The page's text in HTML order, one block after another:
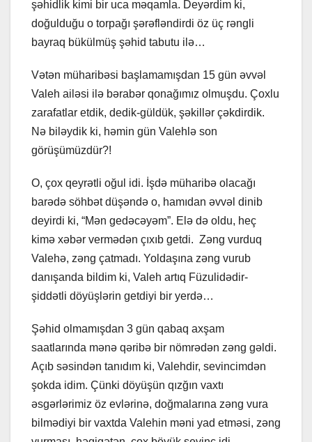
şəhidlik kimi bir uca məqamla. Deyərdim ki,
doğulduğu o torpağı şərəfləndirdi öz üç rəngli
bayraq bükülmüş şəhid tabutu ilə…
Vətən müharibəsi başlamamışdan 15 gün əvvəl
Valeh ailəsi ilə bərabər qonağımız olmuşdu. Çoxlu
zarafatlar etdik, dedik-güldük, şəkillər çəkdirdik.
Nə biləydik ki, həmin gün Valehlə son
görüşümüzdür?!
O, çox qeyrətli oğul idi. İşdə müharibə olacağı
barədə söhbət düşəndə o, hamıdan əvvəl dinib
deyirdi ki, “Mən gedəcəyəm”. Elə də oldu, heç
kimə xəbər vermədən çıxıb getdi. Zəng vurduq
Valehə, zəng çatmadı. Yoldaşına zəng vurub
danışanda bildim ki, Valeh artıq Füzulidədir-
şiddətli döyüşlərin getdiyi bir yerdə…
Şəhid olmamışdan 3 gün qabaq axşam
saatlarında mənə qəribə bir nömrədən zəng gəldi.
Açıb səsindən tanıdım ki, Valehdir, sevincimdən
şokda idim. Çünki döyüşün qızğın vaxtı
əsgərlərimiz öz evlərinə, doğmalarına zəng vura
bilmədiyi bir vaxtda Valehin məni yad etməsi, zəng